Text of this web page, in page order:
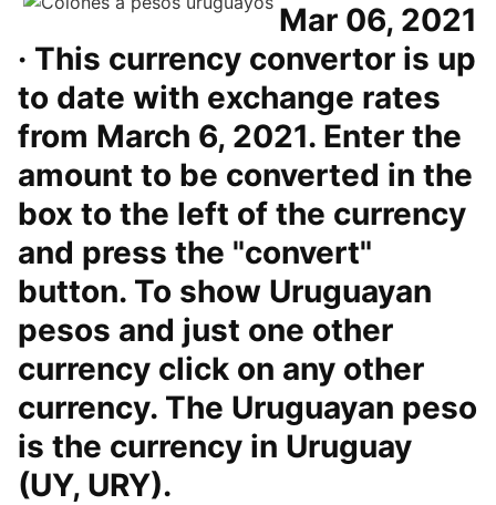
Mar 06, 2021
· This currency convertor is up
to date with exchange rates
from March 6, 2021. Enter the
amount to be converted in the
box to the left of the currency
and press the "convert"
button. To show Uruguayan
pesos and just one other
currency click on any other
currency. The Uruguayan peso
is the currency in Uruguay
(UY, URY).